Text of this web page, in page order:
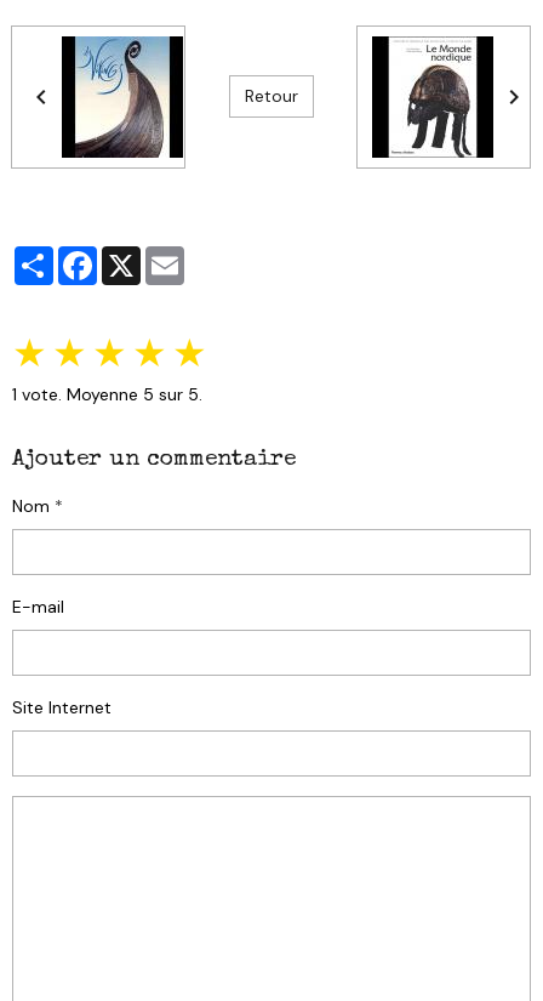
Retour
PartagerFacebook
X
★★★★★
1 vote. Moyenne 5 sur 5.
Ajouter un commentaire
Nom
E-mail
Site Internet